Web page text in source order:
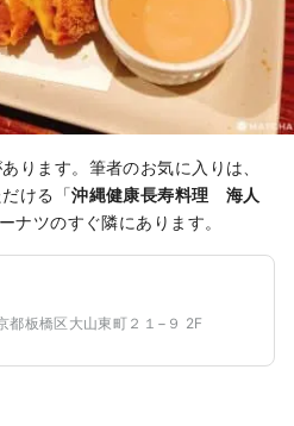
ります。筆者のお気に入りは、
ける「沖縄健康長寿料理 海人
ナツのすぐ隣にあります。
都板橋区大山東町２１−９ 2F